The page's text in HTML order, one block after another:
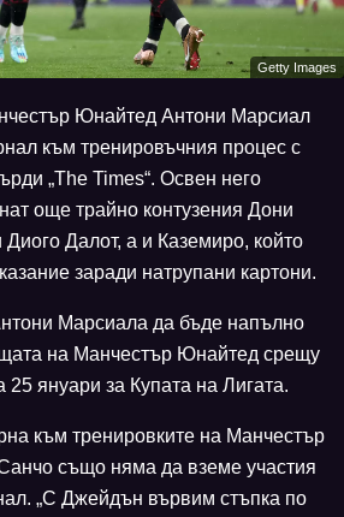
Getty Images
Юнайтед Антони Марсиал
към тренировъчния процес с
„The Times“. Освен него
още трайно контузения Дони
Диого Далот, а и Каземиро, който
заради натрупани картони.
Марсиала да бъде напълно
на Манчестър Юнайтед срещу
януари за Купата на Лигата.
към тренировките на Манчестър
също няма да вземе участия
„С Джейдън вървим стъпка по